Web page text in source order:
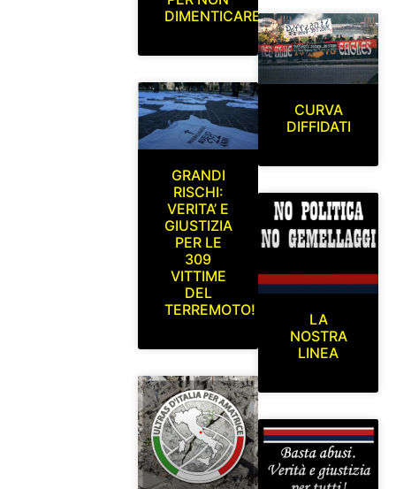
DIMENTICARE
GRANDI
RISCHI:
VERITA’ E
GIUSTIZIA
PER LE
309
VITTIME
DEL
TERREMOTO!
CURVA
DIFFIDATI
LA
NOSTRA
LINEA